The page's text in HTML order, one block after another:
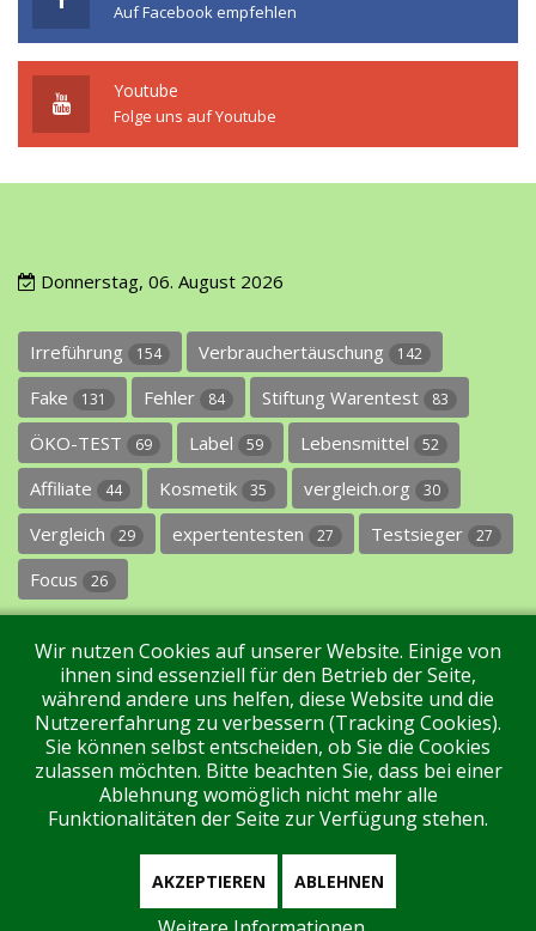
Auf Facebook empfehlen
Youtube
Folge uns auf Youtube
Donnerstag, 06. August 2026
Irreführung 154 Verbrauchertäuschung 142
Fake 131 Fehler 84 Stiftung Warentest 83
ÖKO-TEST 69 Label 59 Lebensmittel 52
Affiliate 44 Kosmetik 35 vergleich.org 30
Vergleich 29 expertentesten 27 Testsieger 27
Focus 26
Impressum Datenschutz Über uns Kontakt
Tags Unterstützen Sie uns! Login
Wir nutzen Cookies auf unserer Website. Einige von
ihnen sind essenziell für den Betrieb der Seite,
während andere uns helfen, diese Website und die
Nutzererfahrung zu verbessern (Tracking Cookies).
Sie können selbst entscheiden, ob Sie die Cookies
zulassen möchten. Bitte beachten Sie, dass bei einer
Ablehnung womöglich nicht mehr alle
Funktionalitäten der Seite zur Verfügung stehen.
AKZEPTIEREN ABLEHNEN